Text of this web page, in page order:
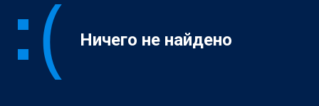
Ничего не найдено